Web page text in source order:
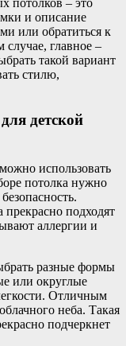
потолков – это
и описание
или обратиться к
главное –
такой вариант
стилю,
детской
использовать
потолка нужно
прекрасно подходят
аллергии и
разные формы
или округлые
Отличным
неба. Такая
подчеркнет